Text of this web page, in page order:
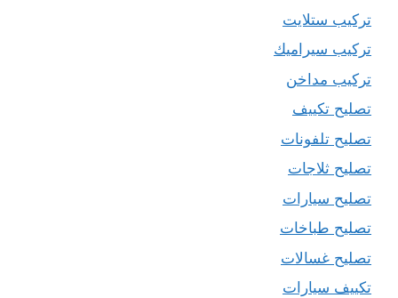
تركيب ستلايت
تركيب سيراميك
تركيب مداخن
تصليح تكييف
تصليح تلفونات
تصليح ثلاجات
تصليح سيارات
تصليح طباخات
تصليح غسالات
تكييف سيارات